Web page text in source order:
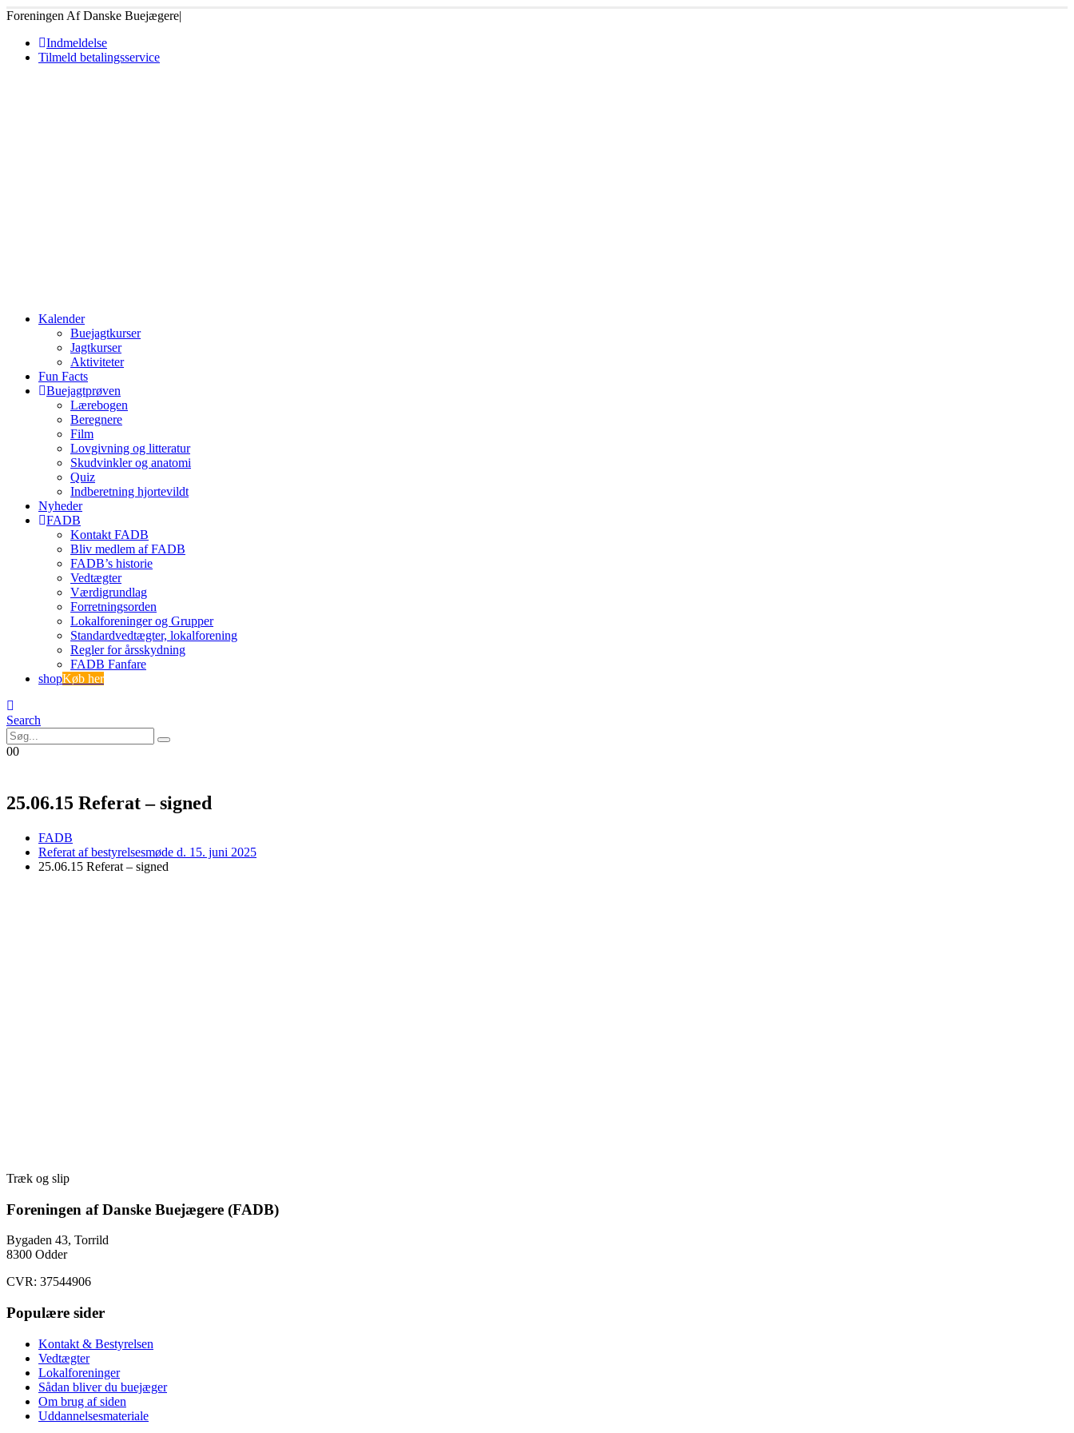
Foreningen Af Danske Buejægere|
Indmeldelse
Tilmeld betalingsservice
Kalender
Buejagtkurser
Jagtkurser
Aktiviteter
Fun Facts
Buejagtprøven
Lærebogen
Beregnere
Film
Lovgivning og litteratur
Skudvinkler og anatomi
Quiz
Indberetning hjortevildt
Nyheder
FADB
Kontakt FADB
Bliv medlem af FADB
FADB’s historie
Vedtægter
Værdigrundlag
Forretningsorden
Lokalforeninger og Grupper
Standardvedtægter, lokalforening
Regler for årsskydning
FADB Fanfare
shopKøb her
Search
00
25.06.15 Referat – signed
FADB
Referat af bestyrelsesmøde d. 15. juni 2025
25.06.15 Referat – signed
Træk og slip
Foreningen af Danske Buejægere (FADB)
Bygaden 43, Torrild
8300 Odder
CVR: 37544906
Populære sider
Kontakt & Bestyrelsen
Vedtægter
Lokalforeninger
Sådan bliver du buejæger
Om brug af siden
Uddannelsesmateriale